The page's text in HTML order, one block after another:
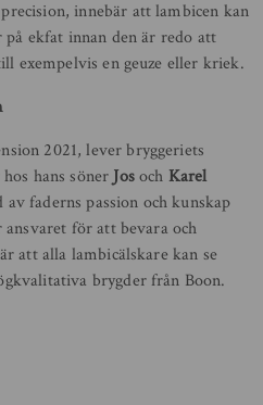
innebär att lambicen kan
ekfat innan den är redo att
exempelvis en geuze eller kriek.
2021, lever bryggeriets
hans söner Josoch Karel
faderns passion och kunskap
för att bevara och
att alla lambicälskare kan se
brygder från Boon.